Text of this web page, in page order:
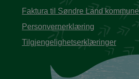
Faktura til Søndre Land kommune
Personvernerklæring
Tilgjengelighetserklæringer